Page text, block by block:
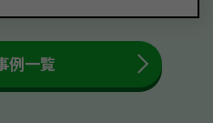
例一覧